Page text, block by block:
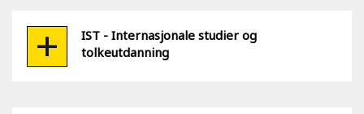
IST - Internasjonale studier og
tolkeutdanning